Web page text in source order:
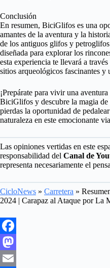
Conclusión
En resumen, BiciGlifos es una
amantes de la aventura y la
de los antiguos glifos y
diseñada para explorar los
esta experiencia te llevará a
sitios arqueológicos fascinantes y
¡Prepárate para vivir una
BiciGlifos y descubre la magia de
pierdas la oportunidad de
naturaleza en este emocionante
Las opiniones vertidas en este
responsabilidad del Canal de
representa necesariamente el
CicloNews » Carretera »
2024 | Carapaz al Ataque por La
F
aM